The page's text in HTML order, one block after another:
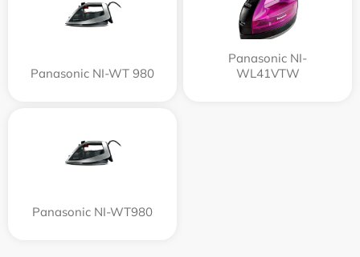
Panasonic NI-WT 980
Panasonic NI-
WL41VTW
Panasonic NI-WT980